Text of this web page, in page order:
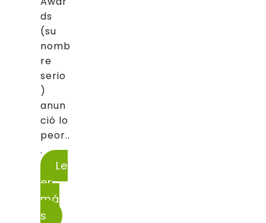
ds
(su
nomb
re
serio
)
anun
ció lo
peor..
.
Le
er
má
s